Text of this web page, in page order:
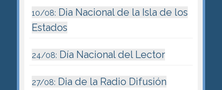
10/08: Dia Nacional de la Isla de los
Estados
24/08: Día Nacional del Lector
27/08: Dia de la Radio Difusión